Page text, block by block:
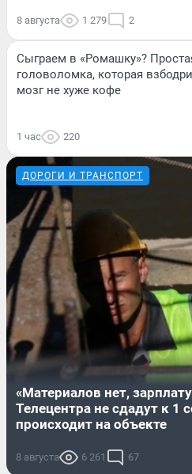
8 августа 1 279 2
Сыграем в «Ромашку»?
головоломка, которая
мозг не хуже кофе
1 час 220
ДОРОГИ И ТРАНСПОРТ
«Материалов нет,
Телецентра не сдадут к 1
происходит на объекте
8 августа 6 261 67